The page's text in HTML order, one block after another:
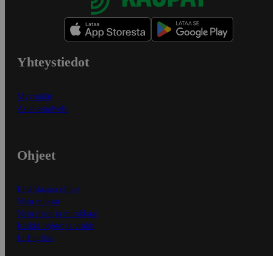
Yhteystiedot
Myymälät
Asiakaspalvelu
Ohjeet
Ensitilaajan ohjeet
Näin maksat
Näin tilaat ja muokkaat
Kaikki ohjeet ja vinkit
In English